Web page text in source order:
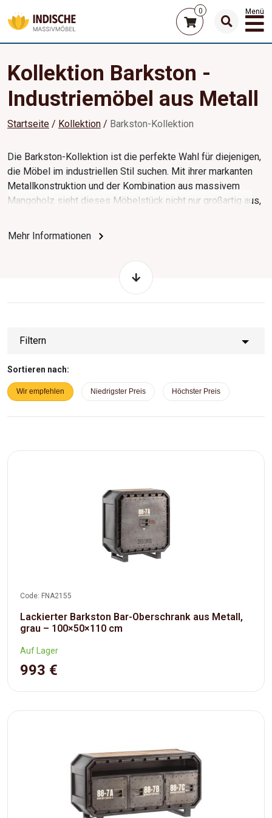
0 Menü
Kollektion Barkston -
Industriemöbel aus Metall
Startseite Kollektion Barkston-Kollektion
Die Barkston-Kollektion ist die perfekte Wahl für diejenigen,
die Möbel im industriellen Stil suchen. Mit ihrer markanten
Metallkonstruktion und der Kombination aus massivem
Mangoholz sieht dieses Möbelstück nicht nur großartig aus,
durch ihre auffälligen Drucke einen individuellen Akzent, der
Wohnzimmer, Esszimmer oder in der Küche platzieren, es
verleiht Ihrem Zuhause eine ordentliche Portion Stil.
Mehr Informationen
Filtern
Sortieren nach:
Wir empfehlen Niedrigster Preis Höchster Preis
Code: FNA2155
Lackierter Barkston Bar-Oberschrank aus Metall,
grau – 100×50×110 cm
Auf Lager
993 €